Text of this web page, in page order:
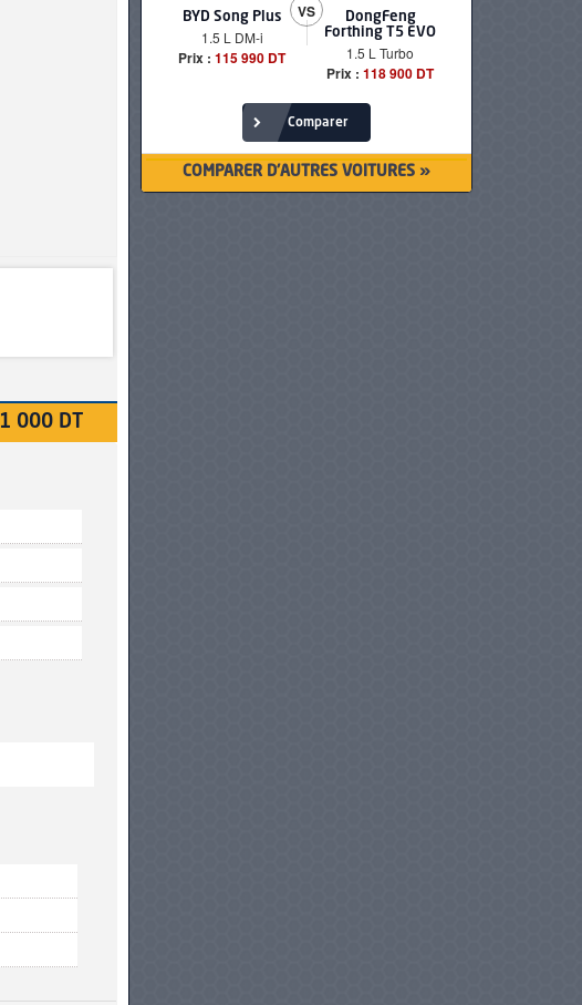
000 DT
BYD Song Plus
1.5 L DM-i
Prix : 115 990 DT
VS
DongFeng
Forthing T5 EVO
1.5 L Turbo
Prix : 118 900 DT
Comparer
COMPARER D'AUTRES VOITURES »